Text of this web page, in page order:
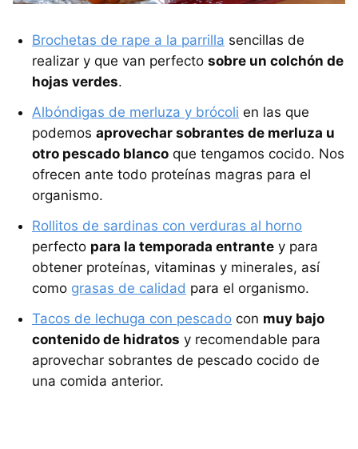
Brochetas de rape a la parrilla sencillas de
realizar y que van perfecto sobre un colchón de
hojas verdes.
Albóndigas de merluza y brócoli en las que
podemos aprovechar sobrantes de merluza u
otro pescado blanco que tengamos cocido. Nos
ofrecen ante todo proteínas magras para el
organismo.
Rollitos de sardinas con verduras al horno
perfecto para la temporada entrante y para
obtener proteínas, vitaminas y minerales, así
como grasas de calidad para el organismo.
Tacos de lechuga con pescado con muy bajo
contenido de hidratos y recomendable para
aprovechar sobrantes de pescado cocido de
una comida anterior.